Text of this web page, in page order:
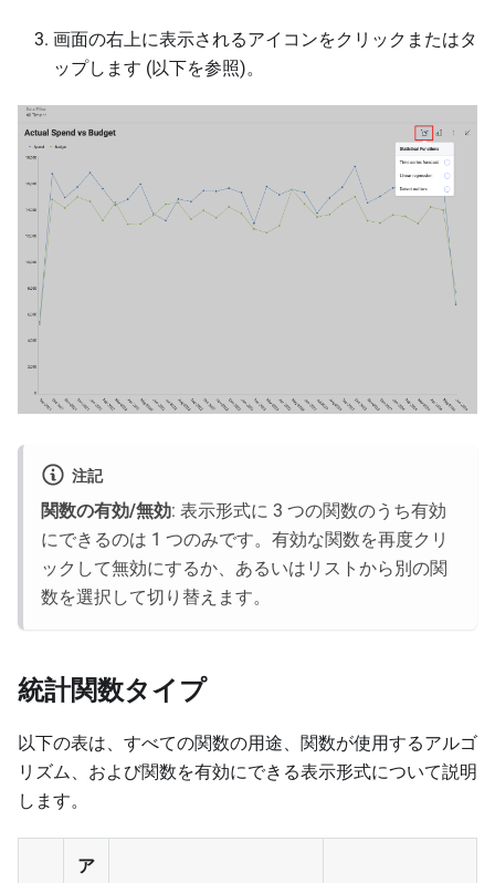
画面の右上に表示されるアイコンをクリックまたはタ
ップします (以下を参照)。
注記
関数の有効/無効: 表示形式に 3 つの関数のうち有効
にできるのは 1 つのみです。有効な関数を再度クリ
ックして無効にするか、あるいはリストから別の関
数を選択して切り替えます。
統計関数タイプ
以下の表は、すべての関数の用途、関数が使用するアルゴ
リズム、および関数を有効にできる表示形式について説明
します。
ア